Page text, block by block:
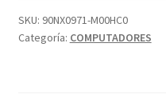
350
DDR5
SKU: 90NX0971-M00HC0
Categoría: COMPUTADORES